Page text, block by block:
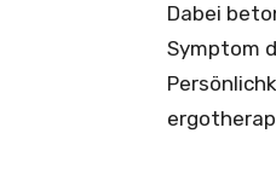
Dabei
Symptom